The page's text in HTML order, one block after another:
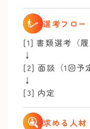
選考フロー
[1] 書類選考（
↓
[2] 面談（1回予
↓
[3] 内定
求める人材